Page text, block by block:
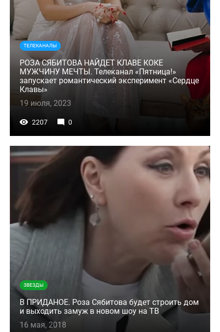
ТЕЛЕКАНАЛЫ
РОЗА СЯБИТОВА НАЙДЕТ КЛАВЕ КОКЕ
МУЖЧИНУ МЕЧТЫ. Телеканал «Пятница!»
запускает романтический эксперимент «Сердце
Клавы»
19 июля, 2023
2207 0
ЗВЕЗДЫ
В ПРИДАНОЕ. Роза Сябитова будет строить дом
и выходить замуж в новом шоу на ТВ
16 мая, 2018